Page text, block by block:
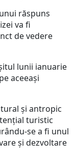
răspuns
va fi
de vedere
lunii ianuarie
aceeași
și antropic
turistic
se a fi unul
și dezvoltare